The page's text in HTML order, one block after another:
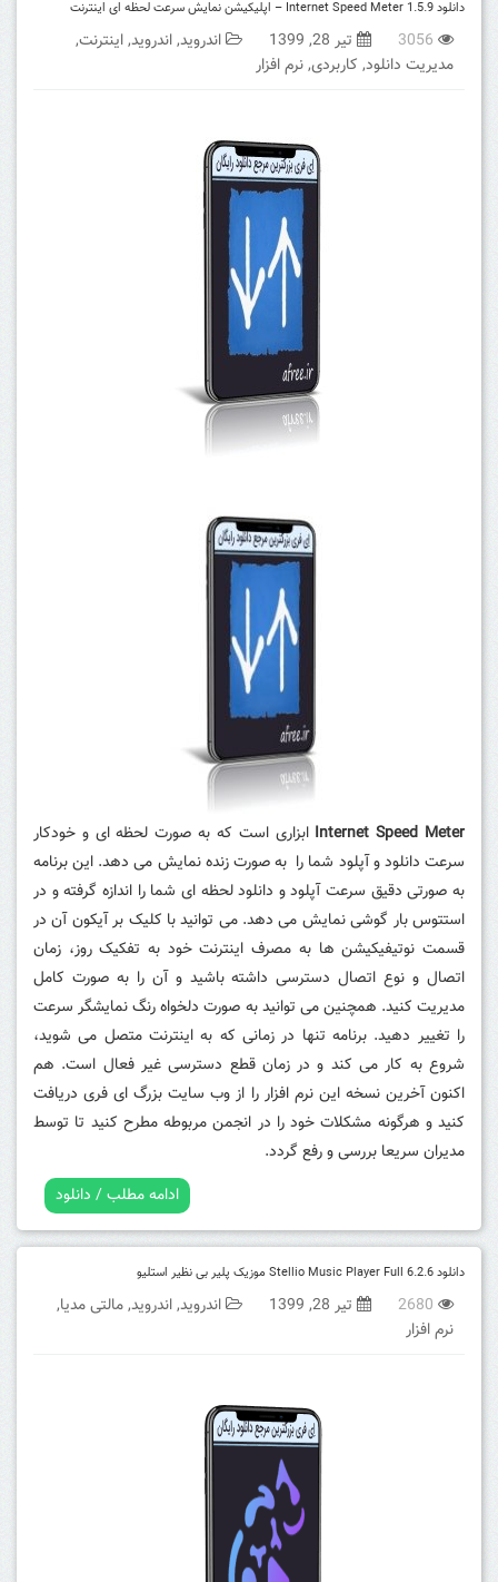
دانلود Internet Speed Meter 1.5.9 – اپلیکیشن نمایش سرعت لحظه ای اینترنت
3056 تیر 28, 1399 اندروید,اندروید,اینترنت,
مدیریت دانلود, کاربردی,نرم افزار
Internet Speed Meter ابزاری است که به صورت لحظه ای و خودکار
سرعت دانلود و آپلود شما را به صورت زنده نمایش می دهد. این برنامه
به صورتی دقیق سرعت آپلود و دانلود لحظه ای شما را اندازه گرفته و در
استتوس بار گوشی نمایش می دهد. می توانید با کلیک بر آیکون آن در
قسمت نوتیفیکیشن ها به مصرف اینترنت خود به تفکیک روز، زمان
اتصال و نوع اتصال دسترسی داشته باشید و آن را به صورت کامل
مدیریت کنید. همچنین می توانید به صورت دلخواه رنگ نمایشگر سرعت
را تغییر دهید. برنامه تنها در زمانی که به اینترنت متصل می شوید،
شروع به کار می کند و در زمان قطع دسترسی غیر فعال است. هم
اکنون آخرین نسخه این نرم افزار را از وب سایت بزرگ ای فری دریافت
کنید و هرگونه مشکلات خود را در انجمن مربوطه مطرح کنید تا توسط
مدیران سریعا بررسی و رفع گردد.
ادامه مطلب / دانلود
دانلود Stellio Music Player Full 6.2.6 موزیک پلیر بی نظیر استلیو
2680 تیر 28, 1399 اندروید,اندروید,مالتی مدیا,
نرم افزار